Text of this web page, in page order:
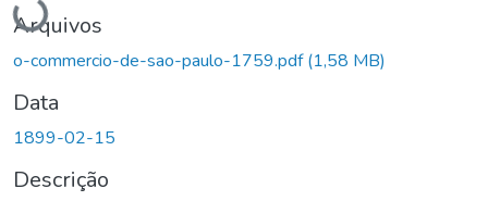
Arquivos
o-commercio-de-sao-paulo-1759.pdf(1,58 MB)
Data
1899-02-15
Descrição